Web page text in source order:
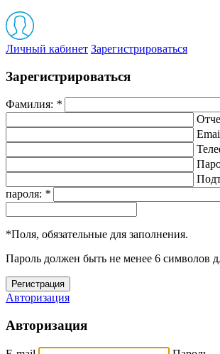
Личный кабинет Зарегистрироваться
Зарегистрироваться
Фамилия: *
пароля: *
*Поля, обязательные для заполнения.
Пароль должен быть не менее 6 символов
Авторизация
Авторизация